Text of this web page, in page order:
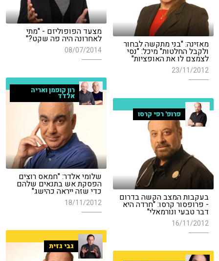
מצעד הפופוליזם - "מתי
לאחרונה היה פה שקט?"
08/07/2014
מאזינה: "בני מתקשה לבחור
ולקבל החלטות" מיכל: "נסי
לצמצם לו את האופציות"
23/11/2012
רון קופמן ואריה
אלדד
שלומי אלדר: "חמאס רוצים
הפסקת אש בתנאים שלהם
כדי שזה ייראה כהישג"
18/11/2012
פרופ' רפי קרסו
בעקבות המצב הקשה בדרום
- פרופסור קרסו: "חרדה היא
דבר טבעי ונורמאלי"
16/11/2012
גבי גזית